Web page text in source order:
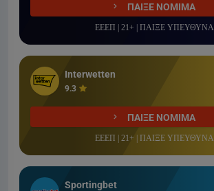
ΠΑΙΞΕ ΝΟΜΙΜΑ
ΕΕΕΠ | 21+ | ΠΑΙΞΕ ΥΠΕΥΘΥΝΑ
Interwetten
9.3
ΠΑΙΞΕ ΝΟΜΙΜΑ
ΕΕΕΠ | 21+ | ΠΑΙΞΕ ΥΠΕΥΘΥΝΑ
Sportingbet